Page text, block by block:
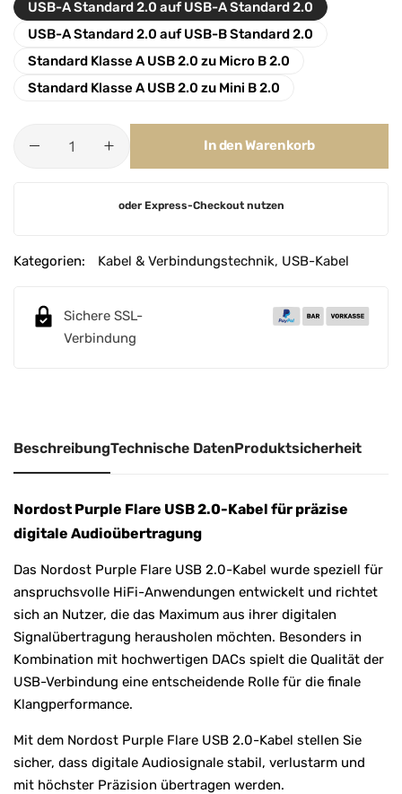
USB-A Standard 2.0 auf USB-A Standard 2.0
USB-A Standard 2.0 auf USB-B Standard 2.0
Standard Klasse A USB 2.0 zu Micro B 2.0
Standard Klasse A USB 2.0 zu Mini B 2.0
In den Warenkorb
e
:
oder Express-Checkout nutzen
Kategorien: Kabel & Verbindungstechnik, USB-Kabel
Sichere SSL-
Verbindung
BeschreibungTechnische DatenProduktsicherheit
Nordost Purple Flare USB 2.0-Kabel für präzise
digitale Audioübertragung
Das Nordost Purple Flare USB 2.0-Kabel wurde speziell für
anspruchsvolle HiFi-Anwendungen entwickelt und richtet
sich an Nutzer, die das Maximum aus ihrer digitalen
Signalübertragung herausholen möchten. Besonders in
Kombination mit hochwertigen DACs spielt die Qualität der
USB-Verbindung eine entscheidende Rolle für die finale
Klangperformance.
Mit dem Nordost Purple Flare USB 2.0-Kabel stellen Sie
sicher, dass digitale Audiosignale stabil, verlustarm und
mit höchster Präzision übertragen werden.